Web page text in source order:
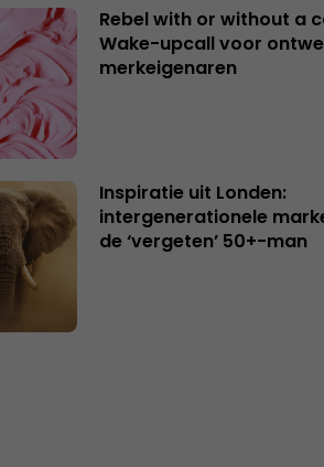
Rebel with or without a
Wake-upcall voor
merkeigenaren
Inspiratie uit Londen:
intergenerationele
de ‘vergeten’ 50+-man